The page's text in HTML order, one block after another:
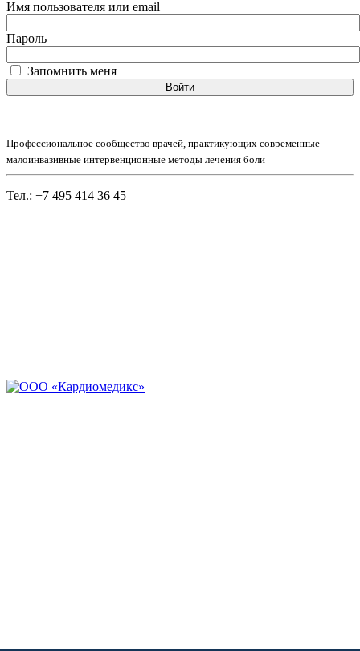
Имя пользователя или email
Пароль
Запомнить меня
Войти
Профессиональное сообщество врачей, практикующих современные
малоинвазивные интервенционные методы лечения боли
Тел.: +7 495 414 36 45